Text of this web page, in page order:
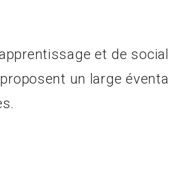
et de
un large